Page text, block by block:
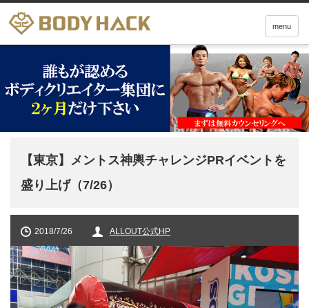
menu
【東京】メントス神輿チャレンジPRイベントを
盛り上げ（7/26）
2018/7/26 ALLOUT公式HP